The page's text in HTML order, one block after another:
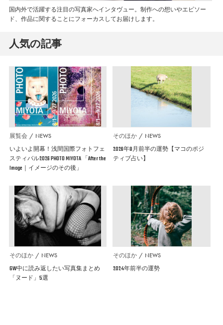
国内外で活躍する注目の写真家へインタヴュー。制作への想いやエピソー
ド、作品に関することにフォーカスしてお届けします。
人気の記事
展覧会 NEWS
いよいよ開幕！浅間国際フォトフェ
スティバル2026 PHOTO MIYOTA 「After the
Image｜イメージのその後」
そのほか NEWS
2026年8月前半の運勢【マコのポジ
ティブ占い】
そのほか NEWS
GW中に読み返したい写真集まとめ
「ヌード」5選
そのほか NEWS
2024年前半の運勢